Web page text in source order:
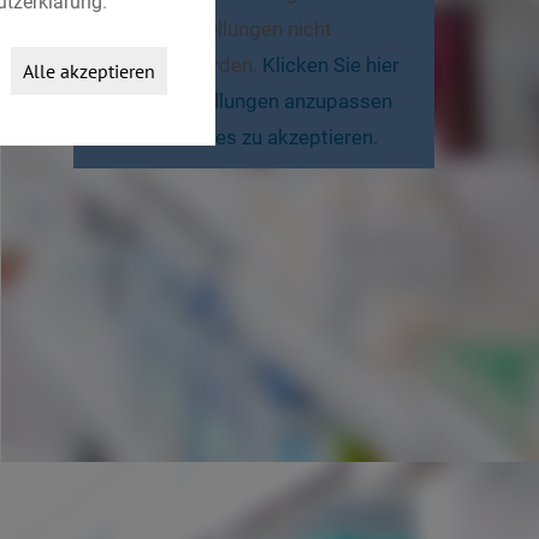
Cookie-Einstellungen nicht
angezeigt werden. Klicken Sie hier
um die Einstellungen anzupassen
und die Cookies zu akzeptieren.
Alle akzeptieren